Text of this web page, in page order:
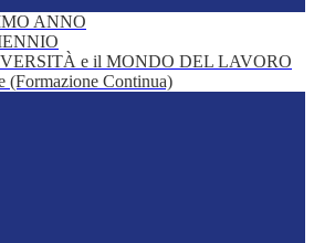
ANNO
e il MONDO DEL LAVORO
(Formazione Continua)